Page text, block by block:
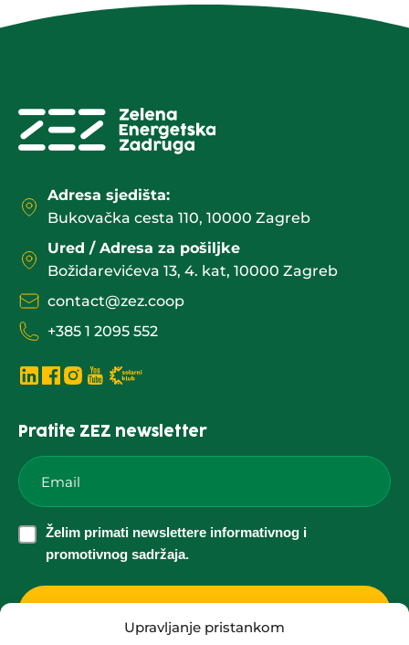
Upravljanje pristankom
Adresa sjedišta:
Bukovačka cesta 110, 10000 Zagreb
Ured / Adresa za pošiljke
Božidarevićeva 13, 4. kat, 10000 Zagreb
contact@zez.coop
+385 1 2095 552
Pratite ZEZ newsletter
Email
*
Želim
primati
informativnog
Želim primati newslettere informativnog i
promotivnog sadržaja.